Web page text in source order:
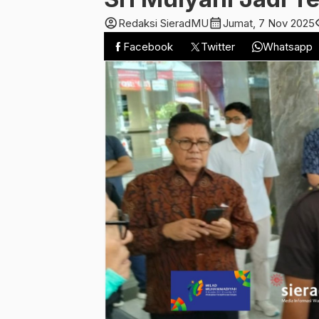
account_circleRedaksi SieradMUcalendar_monthJumat, 7 Nov 2025
Facebook
Twitter Whatsapp